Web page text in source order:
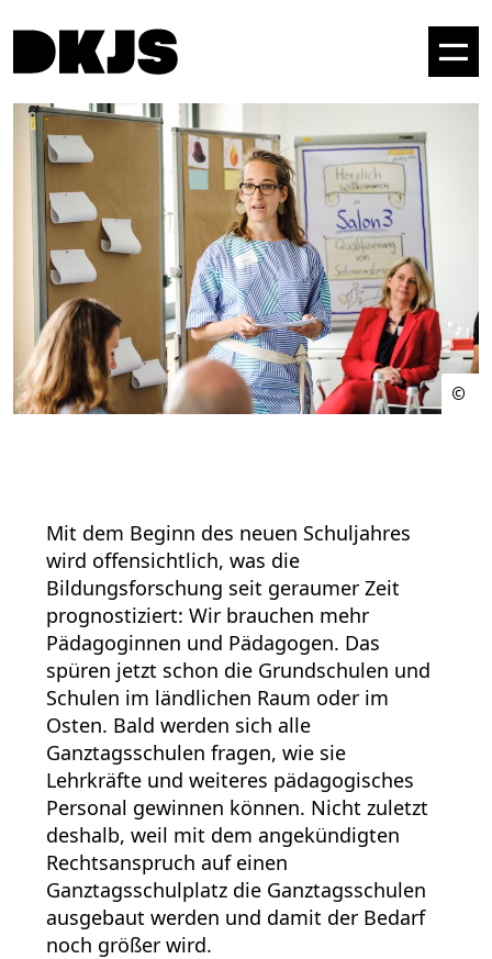
Mit dem Beginn des neuen Schuljahres
wird offensichtlich, was die
Bildungsforschung seit geraumer Zeit
prognostiziert: Wir brauchen mehr
Pädagoginnen und Pädagogen. Das
spüren jetzt schon die Grundschulen und
Schulen im ländlichen Raum oder im
Osten. Bald werden sich alle
Ganztagsschulen fragen, wie sie
Lehrkräfte und weiteres pädagogisches
Personal gewinnen können. Nicht zuletzt
deshalb, weil mit dem angekündigten
Rechtsanspruch auf einen
Ganztagsschulplatz die Ganztagsschulen
ausgebaut werden und damit der Bedarf
noch größer wird.